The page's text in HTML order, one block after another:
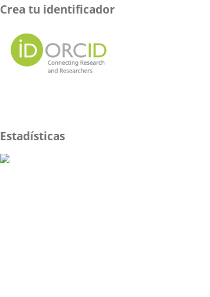
Crea tu identificador
Estadísticas